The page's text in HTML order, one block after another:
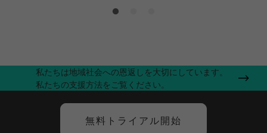
私たちは地域社会への恩返しを大切にしています。
私たちの支援方法をご覧ください。
無料トライアル開始